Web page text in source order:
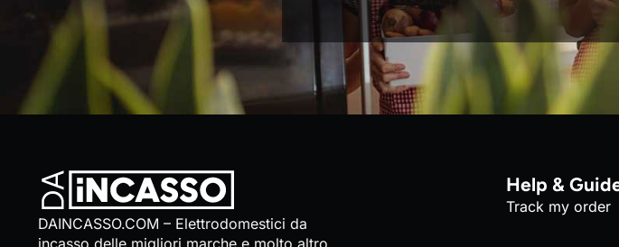
DAINCASSO.COM – Elettrodomestici da
Help &
Track my order